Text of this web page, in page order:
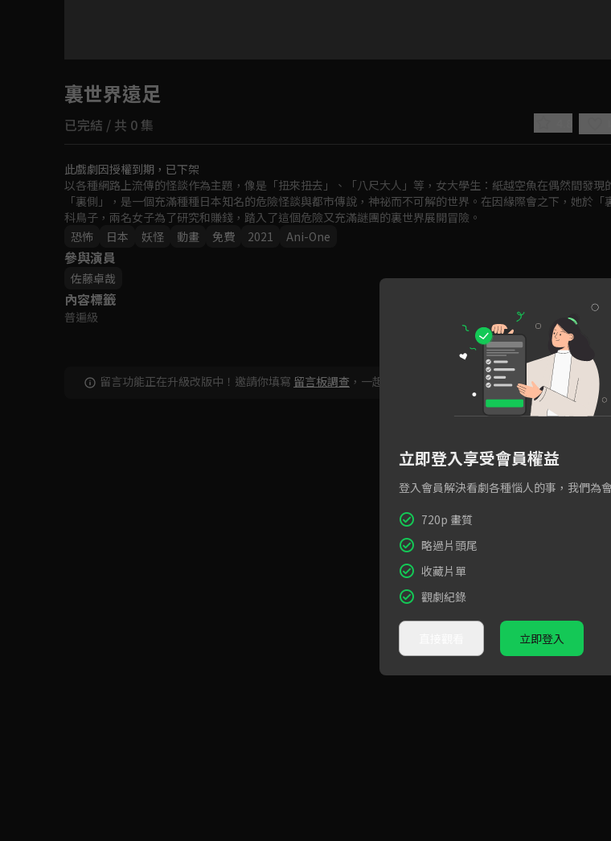
如有不便請見諒
裏世界遠足
已完結 / 共 0 集
此戲劇因授權到期，已下架
以各種網路上流傳的怪談作為主題，像是「扭來扭去」、「八尺大人」等，女大學生：紙越空魚在偶然間發現
「裏側」，是一個充滿種種日本知名的危險怪談與都市傳說，神祕而不可解的世界。在因緣際會之下，她於「
科鳥子，兩名女子為了研究和賺錢，踏入了這個危險又充滿謎團的裏世界展開冒險。
恐怖
日本 妖怪 動畫 免費 2021 Ani-One
參與演員
佐藤卓哉
內容標籤
普遍級
留言功能正在升級改版中！邀請你填寫 留言板調查 ，一起共創新版留言功能！
立即登入享受會員權益
登入會員解決看劇各種惱人的事，我們為
720p 畫質
略過片頭尾
收藏片單
觀劇紀錄
立即登入